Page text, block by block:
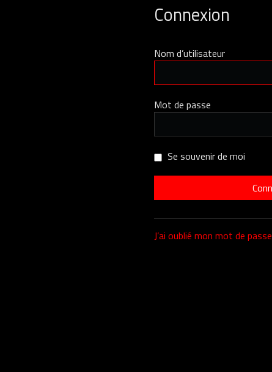
Connexion
Nom d’utilisateur
Mot de passe
Se souvenir de moi
J’ai oublié mon mot de passe